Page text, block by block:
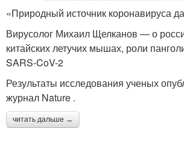
«Природный источник коронавируса
Вирусолог Михаил Щелканов — о
китайских летучих мышах, роли
SARS-CoV-2
Результаты исследования ученых
журнал Nature .
читать дальше →